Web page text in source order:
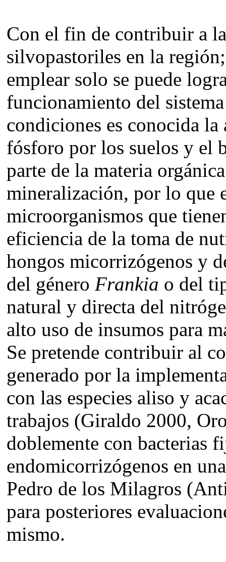
Con el fin de contribuir a
silvopastoriles en la
emplear solo se puede
funcionamiento del
condiciones es conocida
fósforo por los suelos y el
parte de la materia
mineralización, por lo que
microorganismos que
eficiencia de la toma de
hongos micorrizógenos y
del género Frankia o del
natural y directa del
alto uso de insumos para
Se pretende contribuir al
generado por la
con las especies aliso y
trabajos (Giraldo 2000,
doblemente con bacterias
endomicorrizógenos en
Pedro de los Milagros
para posteriores
mismo.